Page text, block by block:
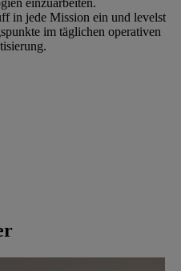
in jede Mission ein und levelst
im täglichen operativen